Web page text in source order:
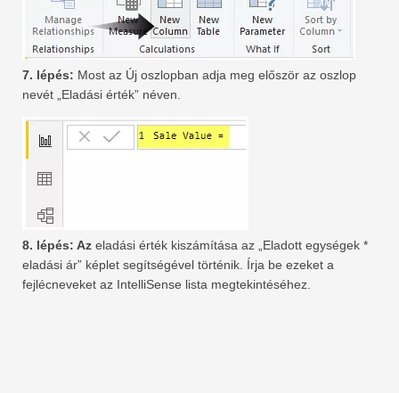
7. lépés: Most az Új oszlopban adja meg először az oszlop
nevét „Eladási érték” néven.
8. lépés: Az eladási érték kiszámítása az „Eladott egységek *
eladási ár” képlet segítségével történik. Írja be ezeket a
fejlécneveket az IntelliSense lista megtekintéséhez.